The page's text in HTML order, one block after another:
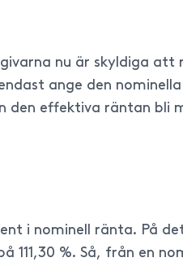
nu är skyldiga att
ange den
den effektiva räntan bli
i nominell ränta. På
%. Så, från en